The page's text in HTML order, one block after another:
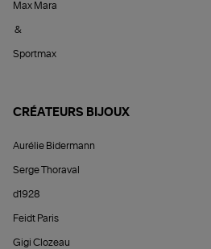
Max Mara
&
Sportmax
CRÉATEURS BIJOUX
Aurélie Bidermann
Serge Thoraval
d1928
Feidt Paris
Gigi Clozeau